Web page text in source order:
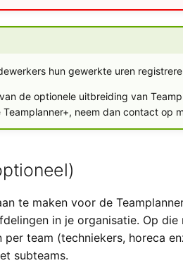
hun gewerkte uren
de optionele uitbreiding van
neem dan contact op
te maken voor de
in je organisatie. Op die
team (techniekers, horeca
subteams.